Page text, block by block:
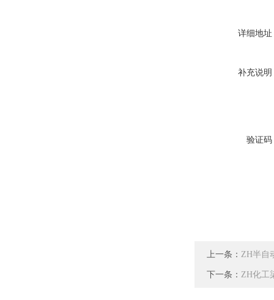
详细地址
补充说明
验证码
上一条： ZH半自
下一条： ZH化工